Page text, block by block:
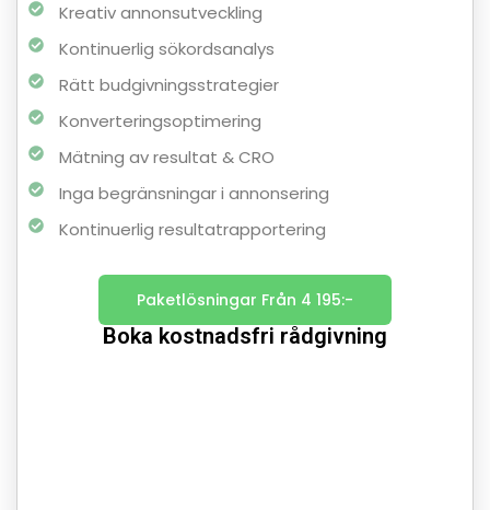
Kreativ annonsutveckling
Kontinuerlig sökordsanalys
Rätt budgivningsstrategier
Konverteringsoptimering
Mätning av resultat & CRO
Inga begränsningar i annonsering
Kontinuerlig resultatrapportering
Paketlösningar Från 4 195:-
Boka kostnadsfri rådgivning